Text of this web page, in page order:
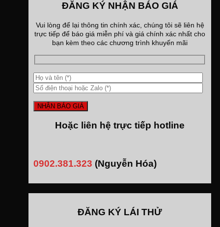
ĐĂNG KÝ NHẬN BÁO GIÁ
Vui lòng để lại thông tin chính xác, chúng tôi sẽ liên hệ
trực tiếp để báo giá miễn phí và giá chính xác nhất cho
bạn kèm theo các chương trình khuyến mãi
Hoặc liên hệ trực tiếp hotline
0902.381.323 (Nguyễn Hóa)
ĐĂNG KÝ LÁI THỬ